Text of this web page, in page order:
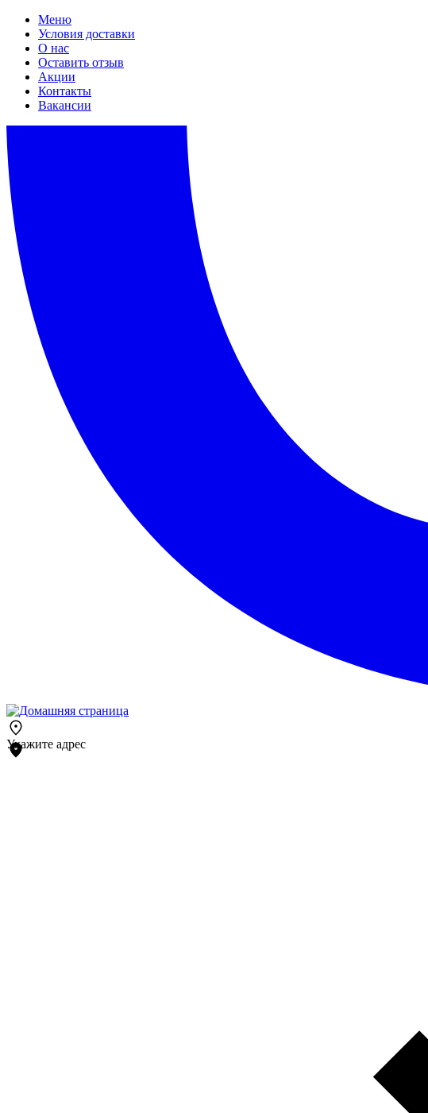
Меню
Условия доставки
О нас
Оставить отзыв
Акции
Контакты
Вакансии
Укажите адрес